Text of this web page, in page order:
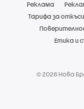
Реклама
Тарифа за откъси
Етика и
© 2026 Нова